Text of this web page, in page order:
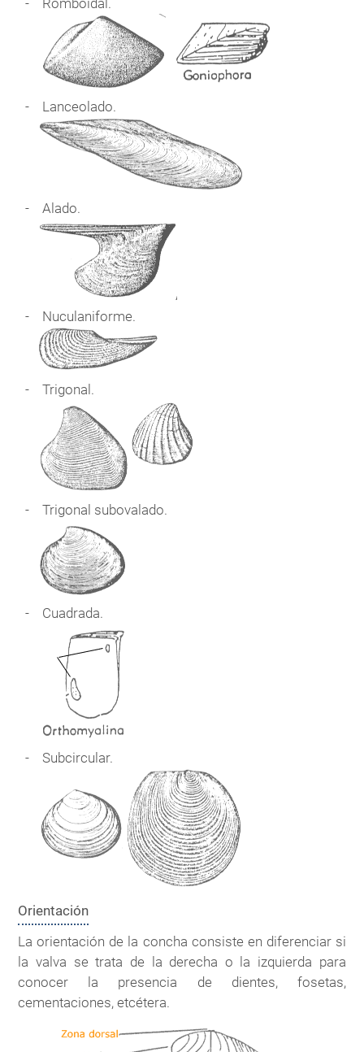
Romboidal.
Lanceolado.
Alado.
Nuculaniforme.
Trigonal.
Trigonal subovalado.
Cuadrada.
Subcircular.
Orientación
La orientación de la concha consiste en diferenciar si
la valva se trata de la derecha o la izquierda para
conocer la presencia de dientes, fosetas,
cementaciones, etcétera.